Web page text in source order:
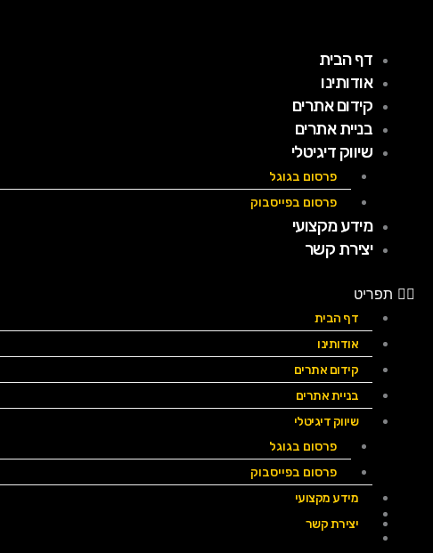
דף הבית
אודותינו
קידום אתרים
בניית אתרים
שיווק דיגיטלי
פרסום בגוגל
פרסום בפייסבוק
מידע מקצועי
יצירת קשר
תפריט
דף הבית
אודותינו
קידום אתרים
בניית אתרים
שיווק דיגיטלי
פרסום בגוגל
פרסום בפייסבוק
מידע מקצועי
יצירת קשר